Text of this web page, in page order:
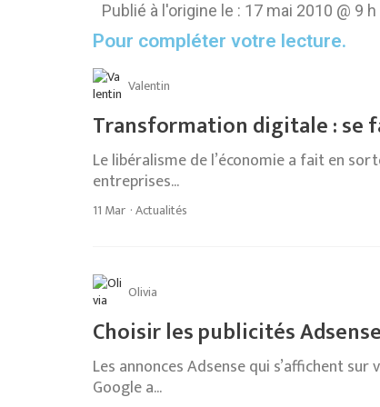
Publié à l'origine le : 17 mai 2010 @ 9
Pour compléter votre lecture.
Valentin
Transformation digitale : se
Le libéralisme de l’économie a fait en
entreprises...
11 Mar ·Actualités
Olivia
Choisir les publicités
Les annonces Adsense qui s’affichent
Google a...